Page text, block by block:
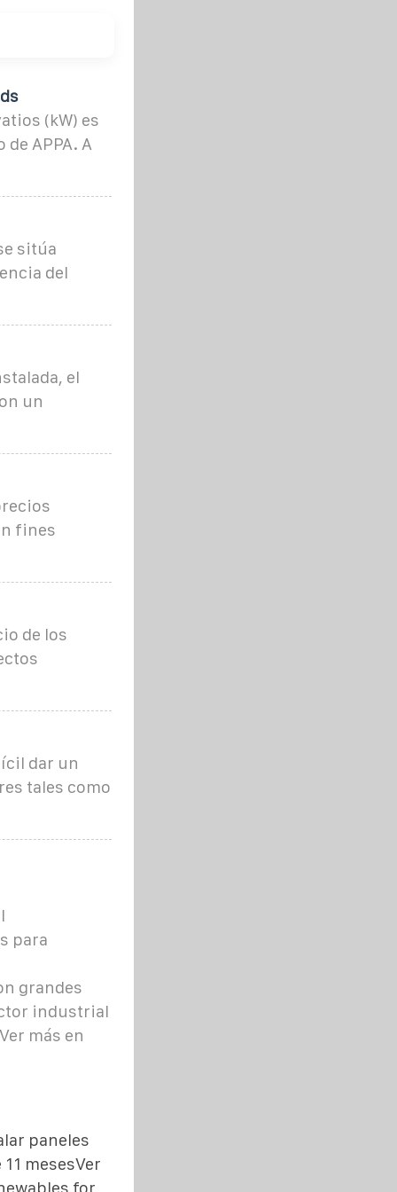
(kW) es
APPA. A
sitúa
del
el
un
fines
de los
dar un
tales como
para
grandes
industrial
más en
paneles
mesesVer
for